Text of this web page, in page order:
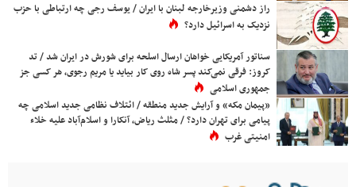
راز دشمنی وزیرخارجه لبنان با ایران / یوسف رجی چه ارتباطی با حزب
نزدیک به اسرائیل دارد؟
سناتور آمریکایی خواهان ارسال اسلحه برای شورش در ایران شد / تد
کروز: فرقی نمی‌کند پسر شاه روی کار بیاید یا مریم رجوی، هر کسی جز
جمهوری اسلامی
«پیمان مکه» و آرایش جدید منطقه / ائتلاف نظامی جدید اسلامی چه
پیامی برای تهران دارد؟ / مثلث ریاض، آنکارا و اسلام‌آباد علیه خلاء
امنیتی غرب